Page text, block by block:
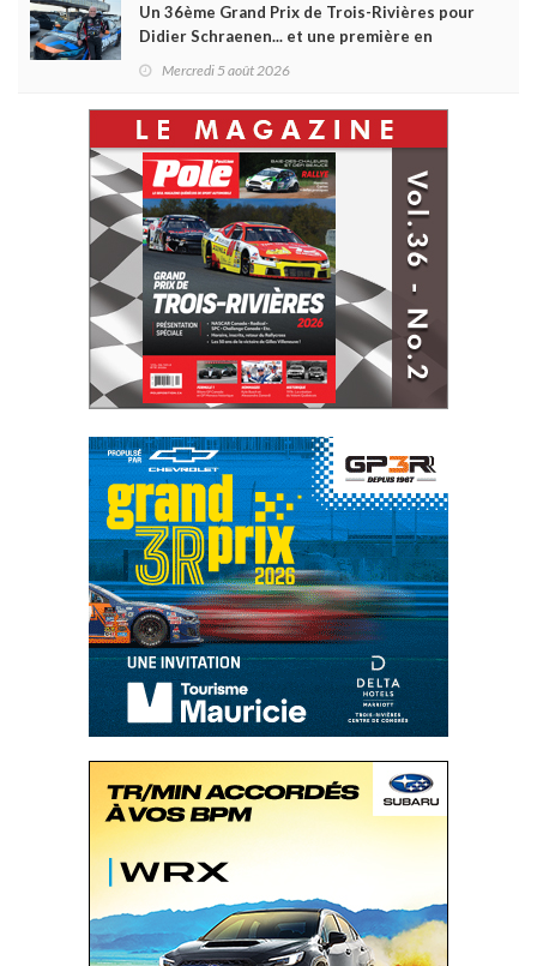
Un 36ème Grand Prix de Trois-Rivières pour
Didier Schraenen... et une première en
Mercredi 5 août 2026